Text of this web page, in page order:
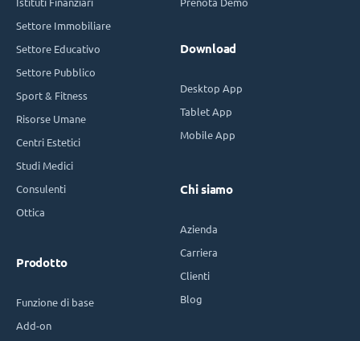
Settore Immobiliare
Settore Educativo
Settore Pubblico
Sport & Fitness
Risorse Umane
Centri Estetici
Studi Medici
Consulenti
Ottica
Prodotto
Funzione di base
Add-on
Download
Desktop App
Tablet App
Mobile App
Chi siamo
Azienda
Carriera
Clienti
Blog